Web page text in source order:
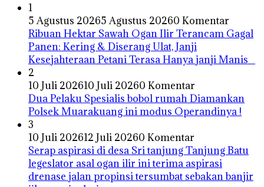
1
5 Agustus 20265 Agustus 20260 Komentar
Ribuan Hektar Sawah Ogan Ilir Terancam Gagal
Panen: Kering & Diserang Ulat, Janji
Kesejahteraan Petani Terasa Hanya janji Manis
2
10 Juli 202610 Juli 20260 Komentar
Dua Pelaku Spesialis bobol rumah Diamankan
Polsek Muarakuang ini modus Operandinya !
3
10 Juli 202612 Juli 20260 Komentar
Serap aspirasi di desa Sri tanjung Tanjung Batu
legeslator asal ogan ilir ini terima aspirasi
drenase jalan propinsi tersumbat sebakan banjir